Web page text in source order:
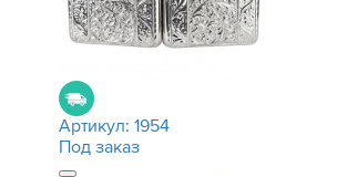
Артикул: 1954
Под заказ